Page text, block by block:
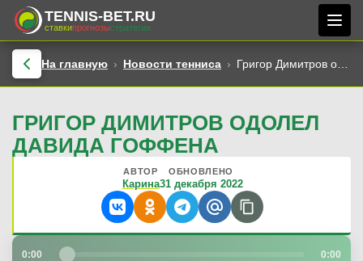
TENNIS-BET.RU
ставкипрогнозыстратегии
На главную Новости тенниса Григор Димитров одолел Давида Гоффена
ГРИГОР ДИМИТРОВ ОДОЛЕЛ
ДАВИДА ГОФФЕНА
АВТОР
Карина
ОБНОВЛЕНО
31 декабря 2022
0:00 0:00